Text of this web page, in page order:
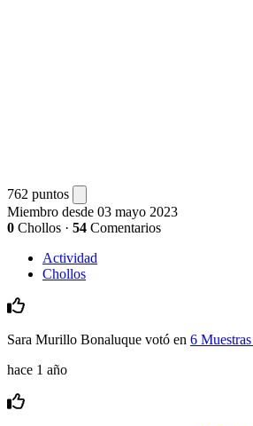
762 puntos
Miembro desde 03 mayo 2023
0 Chollos · 54 Comentarios
Actividad
Chollos
Sara Murillo Bonaluque votó en 6
hace 1 año